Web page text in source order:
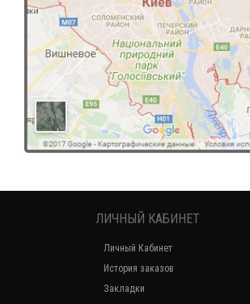
ЛИЧНЫЙ КАБИНЕТ
Личный Кабинет
История заказов
Закладки